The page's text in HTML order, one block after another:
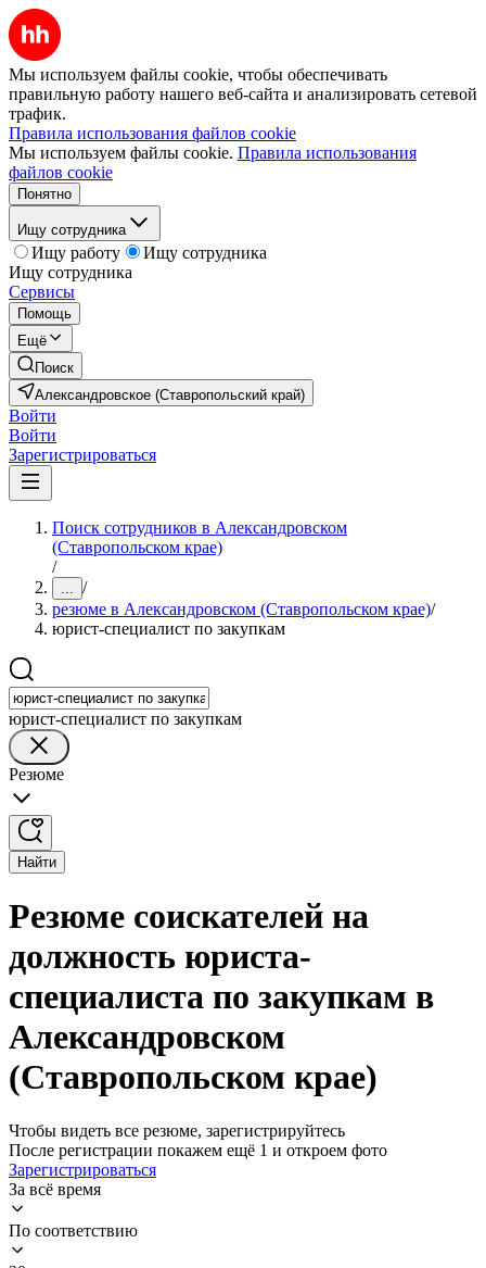
Мы используем файлы cookie, чтобы обеспечивать
правильную работу нашего веб-сайта и анализировать сетевой
трафик.
Правила использования файлов cookie
Мы используем файлы cookie. Правила использования
файлов cookie
Понятно
Ищу сотрудника
Ищу работу
Ищу сотрудника
Ищу сотрудника
Сервисы
Помощь
Ещё
Поиск
Александровское (Ставропольский край)
Войти
Войти
Зарегистрироваться
Поиск сотрудников в Александровском
(Ставропольском крае)
/
... /
резюме в Александровском (Ставропольском крае)/
юрист-специалист по закупкам
юрист-специалист по закупкам
Резюме
Найти
Резюме соискателей на
должность юриста-
специалиста по закупкам в
Александровском
(Ставропольском крае)
Чтобы видеть все резюме, зарегистрируйтесь
После регистрации покажем ещё 1 и откроем фото
Зарегистрироваться
За всё время
По соответствию